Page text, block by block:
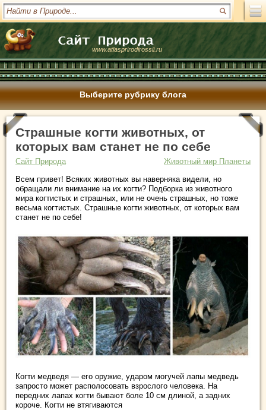
www.atlasprirodirossii.ru
Выберите рубрику блога
Страшные когти животных, от
которых вам станет не по себе
Сайт Природа
Животный мир Планеты
Всем привет! Всяких животных вы наверняка видели, но
обращали ли внимание на их когти? Подборка из животного
мира когтистых и страшных, или не очень страшных, но тоже
весьма когтистых. Страшные когти животных, от которых вам
станет не по себе!
Когти медведя — его оружие, ударом могучей лапы медведь
запросто может располосовать взрослого человека. На
передних лапах когти бывают боле 10 см длиной, а задних
короче. Когти не втягиваются